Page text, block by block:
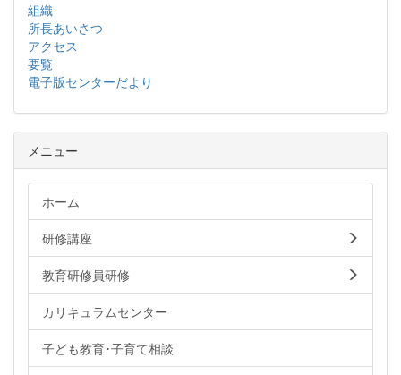
組織
所長あいさつ
アクセス
要覧
電子版センターだより
メニュー
ホーム
研修講座
教育研修員研修
カリキュラムセンター
子ども教育･子育て相談